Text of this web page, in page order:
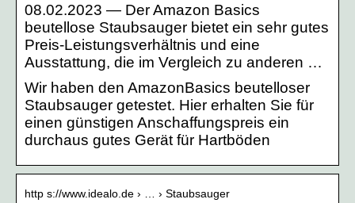
08.02.2023 — Der Amazon Basics
beutellose Staubsauger bietet ein sehr gutes
Preis-Leistungsverhältnis und eine
Ausstattung, die im Vergleich zu anderen …
Wir haben den AmazonBasics beutelloser
Staubsauger getestet. Hier erhalten Sie für
einen günstigen Anschaffungspreis ein
durchaus gutes Gerät für Hartböden
http s://www.idealo.de › … › Staubsauger